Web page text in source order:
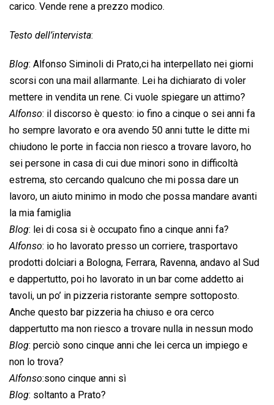
carico. Vende rene a prezzo modico.
Testo dell’intervista:
Blog: Alfonso Siminoli di Prato,ci ha interpellato nei giorni
scorsi con una mail allarmante. Lei ha dichiarato di voler
mettere in vendita un rene. Ci vuole spiegare un attimo?
Alfonso: il discorso è questo: io fino a cinque o sei anni fa
ho sempre lavorato e ora avendo 50 anni tutte le ditte mi
chiudono le porte in faccia non riesco a trovare lavoro, ho
sei persone in casa di cui due minori sono in difficoltà
estrema, sto cercando qualcuno che mi possa dare un
lavoro, un aiuto minimo in modo che possa mandare avanti
la mia famiglia
Blog: lei di cosa si è occupato fino a cinque anni fa?
Alfonso: io ho lavorato presso un corriere, trasportavo
prodotti dolciari a Bologna, Ferrara, Ravenna, andavo al Sud
e dappertutto, poi ho lavorato in un bar come addetto ai
tavoli, un po’ in pizzeria ristorante sempre sottoposto.
Anche questo bar pizzeria ha chiuso e ora cerco
dappertutto ma non riesco a trovare nulla in nessun modo
Blog: perciò sono cinque anni che lei cerca un impiego e
non lo trova?
Alfonso:sono cinque anni sì
Blog: soltanto a Prato?